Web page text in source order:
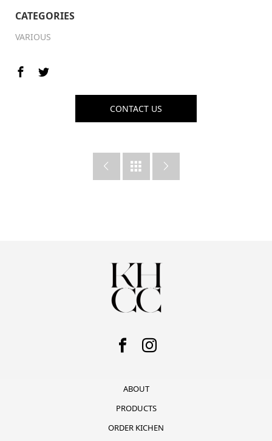
CATEGORIES
VARIOUS
CONTACT US
  
ABOUT
PRODUCTS
ORDER KICHEN